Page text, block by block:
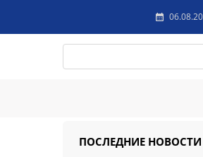
ПОСЛЕДНИЕ НОВОСТИ